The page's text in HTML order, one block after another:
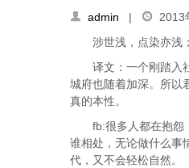
admin |
涉世浅，点染亦浅
译文：一个刚踏入
城府也随着加深。所以
真的本性。
fb:很多人都在抱怨
谁相处，无论做什么事
代，又不会轻松自然。